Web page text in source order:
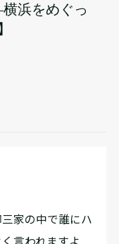
浜をめぐっ
家の中で誰にハ
言われますよ